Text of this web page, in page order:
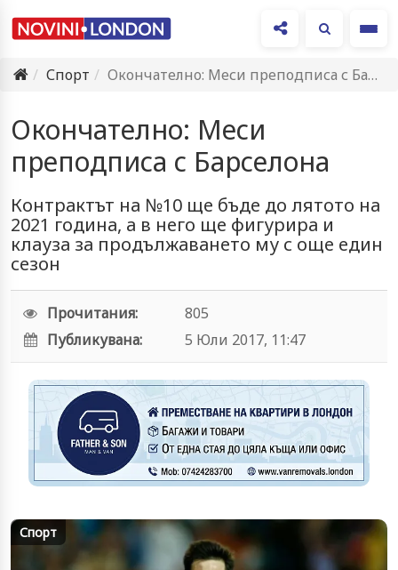
Спорт
Окончателно: Меси преподписа с Барселона
Окончателно: Меси
преподписа с Барселона
Контрактът на №10 ще бъде до лятото на
2021 година, а в него ще фигурира и
клауза за продължаването му с още един
сезон
Прочитания:
805
Публикувана:
5 Юли 2017, 11:47
Спорт